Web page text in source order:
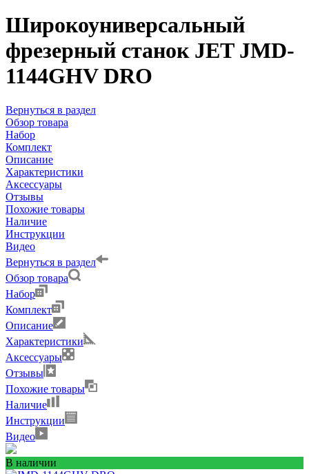
Широкоуниверсальный
фрезерный станок JET JMD-
1144GHV DRO
Вернуться в раздел
Обзор товара
Набор
Комплект
Описание
Характеристики
Аксессуары
Отзывы
Похожие товары
Наличие
Инструкции
Видео
Вернуться в раздел
Обзор товара
Набор
Комплект
Описание
Характеристики
Аксессуары
Отзывы
Похожие товары
Наличие
Инструкции
Видео
В наличии